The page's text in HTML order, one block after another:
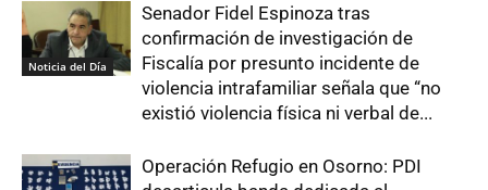
Noticia del Día
Senador Fidel Espinoza tras
confirmación de investigación de
Fiscalía por presunto incidente de
violencia intrafamiliar señala que “no
existió violencia física ni verbal de...
Operación Refugio en Osorno: PDI